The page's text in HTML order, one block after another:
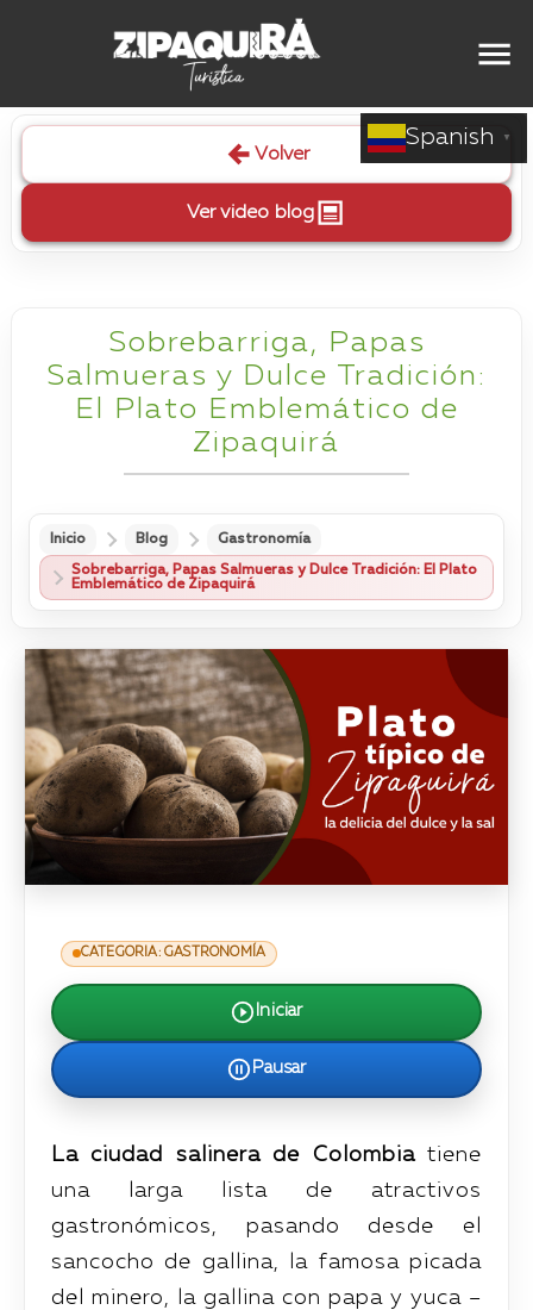
Spanish ▼
Volver
Ver video blog
Sobrebarriga, Papas
Salmueras y Dulce Tradición:
El Plato Emblemático de
Zipaquirá
Inicio Blog Gastronomía
Sobrebarriga, Papas Salmueras y Dulce Tradición: El Plato
Emblemático de Zipaquirá
CATEGORIA: GASTRONOMÍA
Iniciar
Pausar
La ciudad salinera de Colombiatiene
una larga lista de atractivos
gastronómicos, pasando desde el
sancocho de gallina, la famosa picada
del minero, la gallina con papa y yuca –